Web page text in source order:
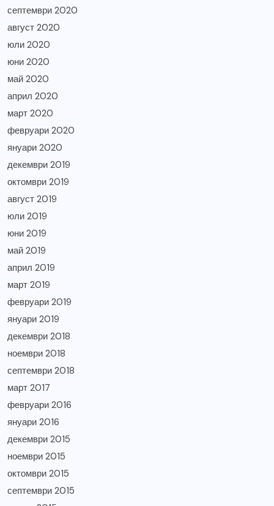
септември 2020
август 2020
юли 2020
юни 2020
май 2020
април 2020
март 2020
февруари 2020
януари 2020
декември 2019
октомври 2019
август 2019
юли 2019
юни 2019
май 2019
април 2019
март 2019
февруари 2019
януари 2019
декември 2018
ноември 2018
септември 2018
март 2017
февруари 2016
януари 2016
декември 2015
ноември 2015
октомври 2015
септември 2015